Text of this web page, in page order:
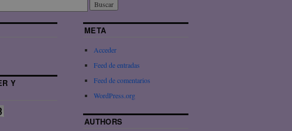
Y
META
Acceder
Feed de entradas
Feed de comentarios
WordPress.org
AUTHORS